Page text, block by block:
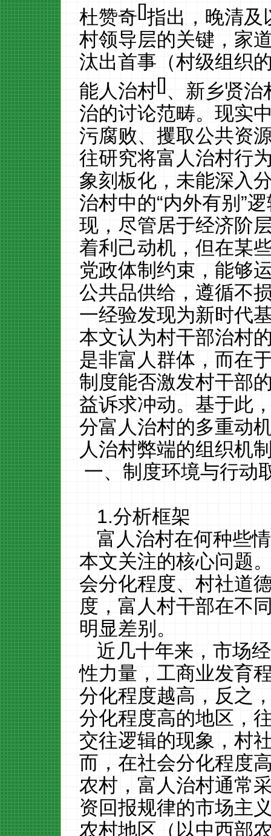
杜赞奇[]指出，晚清及
村领导层的关键，家
汰出首事（村级组织
能人治村[]、新乡贤治
治的讨论范畴。现实
污腐败、攫取公共资
往研究将富人治村行
象刻板化，未能深入
治村中的“内外有别”
现，尽管居于经济阶
着利己动机，但在某
党政体制约束，能够
公共品供给，遵循不
一经验发现为新时代
本文认为村干部治村
是非富人群体，而在
制度能否激发村干部
益诉求冲动。基于此
分富人治村的多重动
人治村弊端的组织机
一、制度环境与行动
1.分析框架
富人治村在何种些
本文关注的核心问题
会分化程度、村社道
度，富人村干部在不
明显差别。
近几十年来，市场
性力量，工商业发育
分化程度越高，反之
分化程度高的地区，
交往逻辑的现象，村
而，在社会分化程度
农村，富人治村通常
资回报规律的市场主
农村地区（以中西部